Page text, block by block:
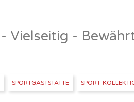
Vielseitig -
SPORTGASTSTÄTTE SPORT-